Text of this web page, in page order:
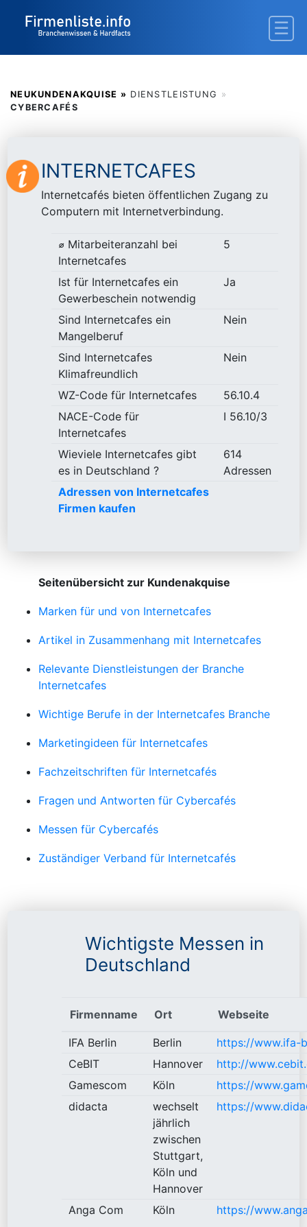
NEUKUNDENAKQUISE » DIENSTLEISTUNG »
CYBERCAFÉS
INTERNETCAFES
Internetcafés bieten öffentlichen Zugang zu
Computern mit Internetverbindung.
⌀ Mitarbeiteranzahl bei
Internetcafes
5
Ist für Internetcafes ein
Gewerbeschein notwendig
Ja
Sind Internetcafes ein
Mangelberuf
Nein
Sind Internetcafes
Klimafreundlich
Nein
WZ-Code für Internetcafes
56.10.4
NACE-Code für
Internetcafes
I 56.10/3
Wieviele Internetcafes gibt
es in Deutschland ?
614
Adressen
Adressen von Internetcafes
Firmen kaufen
Seitenübersicht zur Kundenakquise
Marken für und von Internetcafes
Artikel in Zusammenhang mit Internetcafes
Relevante Dienstleistungen der Branche
Internetcafes
Wichtige Berufe in der Internetcafes Branche
Marketingideen für Internetcafes
Fachzeitschriften für Internetcafés
Fragen und Antworten für Cybercafés
Messen für Cybercafés
Zuständiger Verband für Internetcafés
Wichtigste Messen in
Deutschland
Firmenname Ort Webseite
IFA Berlin Berlin
https://www.ifa-
CeBIT
Hannover
http://
Gamescom
Köln
https://
didacta
wechselt
jährlich
zwischen
Stuttgart,
Köln und
Hannover
https://
Anga Com Köln https://